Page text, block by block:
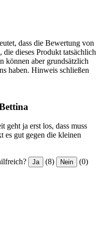
dass die Bewertung von
dieses Produkt tatsächlich
können aber grundsätzlich
haben. Hinweis schließen
geht ja erst los, dass muss
es gut gegen die kleinen
Ja (8) Nein (0)